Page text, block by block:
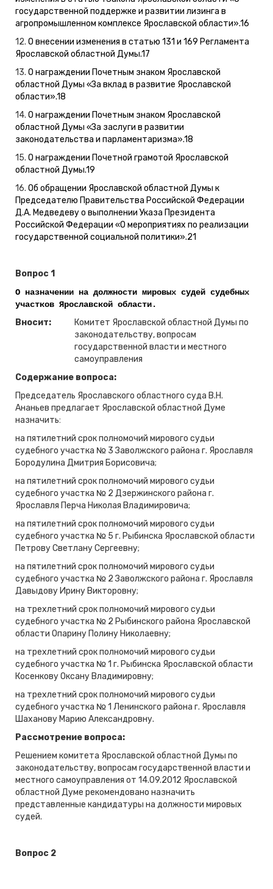
государственной поддержке и развитии лизинга в
агропромышленном комплексе Ярославской области».16
12. О внесении изменения в статью 131 и 169 Регламента
Ярославской областной Думы.17
13. О награждении Почетным знаком Ярославской
областной Думы «За вклад в развитие Ярославской
области».18
14. О награждении Почетным знаком Ярославской
областной Думы «За заслуги в развитии
законодательства и парламентаризма».18
15. О награждении Почетной грамотой Ярославской
областной Думы.19
16. Об обращении Ярославской областной Думы к
Председателю Правительства Российской Федерации
Д.А. Медведеву о выполнении Указа Президента
Российской Федерации «О мероприятиях по реализации
государственной социальной политики».21
Вопрос 1
О назначении на должности мировых судей судебных
участков Ярославской области.
Вносит:
Комитет Ярославской областной Думы по
законодательству, вопросам
государственной власти и местного
самоуправления
Содержание вопроса:
Председатель Ярославского областного суда В.Н.
Ананьев предлагает Ярославской областной Думе
назначить:
на пятилетний срок полномочий мирового судьи
судебного участка № 3 Заволжского района г. Ярославля
Бородулина Дмитрия Борисовича;
на пятилетний срок полномочий мирового судьи
судебного участка № 2 Дзержинского района г.
Ярославля Перча Николая Владимировича;
на пятилетний срок полномочий мирового судьи
судебного участка № 5 г. Рыбинска Ярославской области
Петрову Светлану Сергеевну;
на пятилетний срок полномочий мирового судьи
судебного участка № 2 Заволжского района г. Ярославля
Давыдову Ирину Викторовну;
на трехлетний срок полномочий мирового судьи
судебного участка № 2 Рыбинского района Ярославской
области Опарину Полину Николаевну;
на трехлетний срок полномочий мирового судьи
судебного участка № 1 г. Рыбинска Ярославской области
Косенкову Оксану Владимировну;
на трехлетний срок полномочий мирового судьи
судебного участка № 1 Ленинского района г. Ярославля
Шаханову Марию Александровну.
Рассмотрение вопроса:
Решением комитета Ярославской областной Думы по
законодательству, вопросам государственной власти и
местного самоуправления от 14.09.2012 Ярославской
областной Думе рекомендовано назначить
представленные кандидатуры на должности мировых
судей.
Вопрос 2